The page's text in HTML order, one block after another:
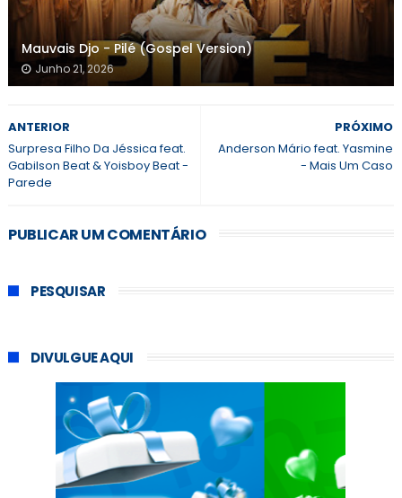
Mauvais Djo - Pilé (Gospel Version)
Junho 21, 2026
PRÓXIMO
Anderson Mário feat. Yasmine
- Mais Um Caso
ANTERIOR
Surpresa Filho Da Jéssica feat.
Gabilson Beat & Yoisboy Beat -
Parede
PUBLICAR UM COMENTÁRIO
PESQUISAR
DIVULGUE AQUI